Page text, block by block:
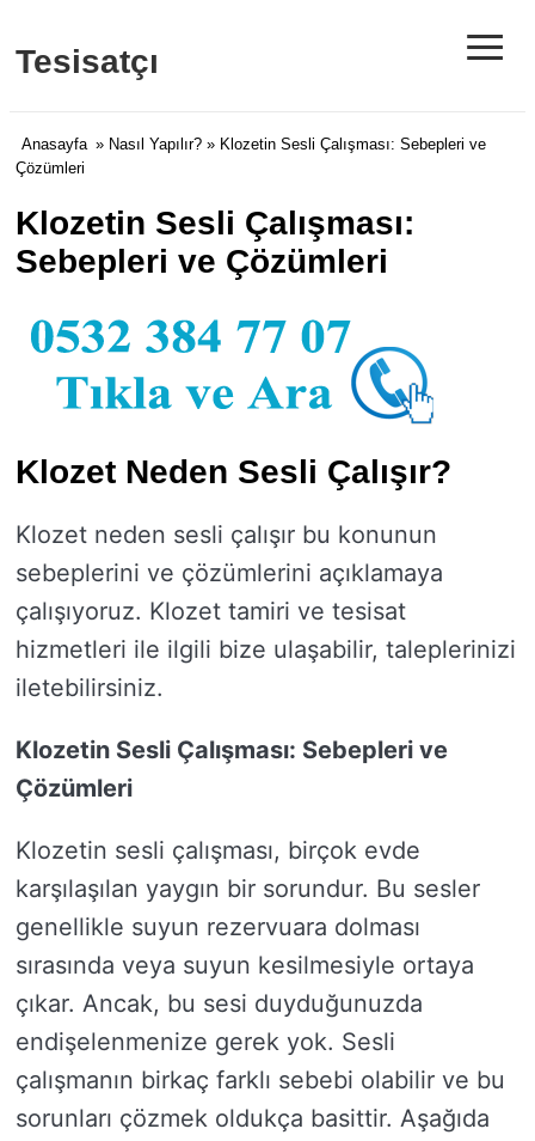
Tesisatçı ≡
Anasayfa » Nasıl Yapılır? » Klozetin Sesli Çalışması: Sebepleri ve
Çözümleri
Klozetin Sesli Çalışması:
Sebepleri ve Çözümleri
Klozet Neden Sesli Çalışır?
Klozet neden sesli çalışır bu konunun
sebeplerini ve çözümlerini açıklamaya
çalışıyoruz. Klozet tamiri ve tesisat
hizmetleri ile ilgili bize ulaşabilir, taleplerinizi
iletebilirsiniz.
Klozetin Sesli Çalışması: Sebepleri ve
Çözümleri
Klozetin sesli çalışması, birçok evde
karşılaşılan yaygın bir sorundur. Bu sesler
genellikle suyun rezervuara dolması
sırasında veya suyun kesilmesiyle ortaya
çıkar. Ancak, bu sesi duyduğunuzda
endişelenmenize gerek yok. Sesli
çalışmanın birkaç farklı sebebi olabilir ve bu
sorunları çözmek oldukça basittir. Aşağıda